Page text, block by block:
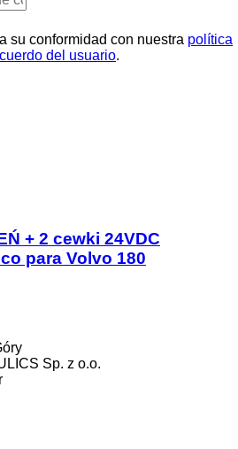
su conformidad con nuestra política
del usuario.
+ 2 cewki 24VDC
para Volvo 180
Sp. z o.o.